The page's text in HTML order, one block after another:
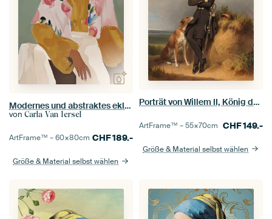
Modernes und abstraktes eklektisches Porträt
von Carla Van Iersel
ArtFrame™ –60×80cm CHF189.-
Größe & Material selbst wählen
Porträt von Willem II, König der Niederlande, Jan Adam Kruseman
ArtFrame™ –55×70cm CHF149.-
Größe & Material selbst wählen